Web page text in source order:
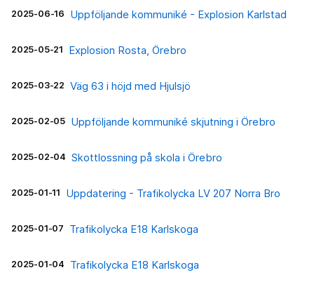
2025-06-16 Uppföljande kommuniké - Explosion Karlstad
2025-05-21 Explosion Rosta, Örebro
2025-03-22 Väg 63 i höjd med Hjulsjö
2025-02-05 Uppföljande kommuniké skjutning i Örebro
2025-02-04 Skottlossning på skola i Örebro
2025-01-11 Uppdatering - Trafikolycka LV 207 Norra Bro
2025-01-07 Trafikolycka E18 Karlskoga
2025-01-04 Trafikolycka E18 Karlskoga